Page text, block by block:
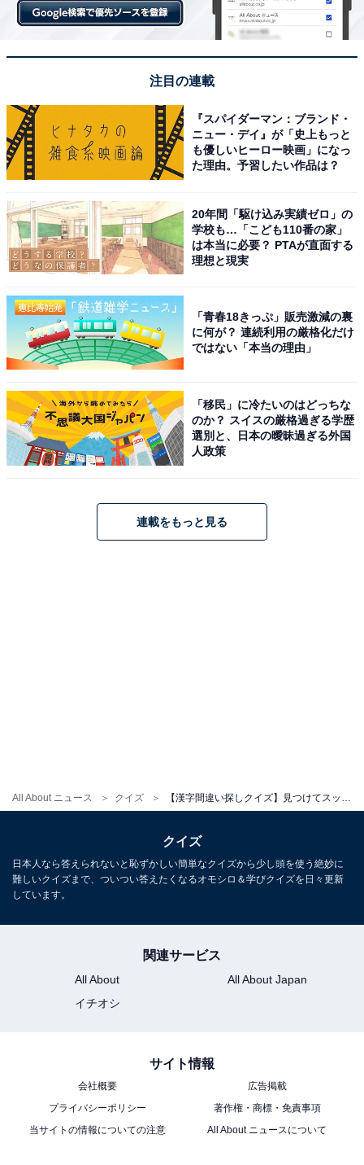
All About ニュース クイズ
注目の連載
『スパイダーマン：ブランド・
ニュー・デイ』が「史上もっと
も優しいヒーロー映画」になっ
た理由。予習したい作品は？
20年間「駆け込み実績ゼロ」の
学校も…「こども110番の家」
は本当に必要？ PTAが直面する
理想と現実
「青春18きっぷ」販売激減の裏
に何が？ 連続利用の厳格化だけ
ではない「本当の理由」
「移民」に冷たいのはどっちな
のか？ スイスの厳格過ぎる学歴
選別と、日本の曖昧過ぎる外国
人政策
連載をもっと見る
クイズ
日本人なら答えられないと恥ずかしい簡単なクイズから少し頭を使う絶妙に
難しいクイズまで、ついつい答えたくなるオモシロ＆学びクイズを日々更新
しています。
関連サービス
All About
All About Japan
イチオシ
サイト情報
会社概要
広告掲載
プライバシーポリシー
著作権・商標・免責事項
当サイトの情報についての注意
All About ニュースについて